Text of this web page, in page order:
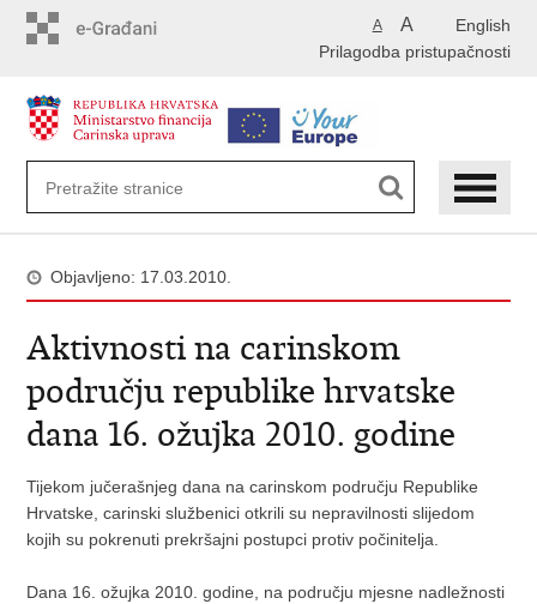
English
A A
Prilagodba pristupačnosti
Objavljeno: 17.03.2010.
Aktivnosti na carinskom
području republike hrvatske
dana 16. ožujka 2010. godine
Tijekom jučerašnjeg dana na carinskom području Republike
Hrvatske, carinski službenici otkrili su nepravilnosti slijedom
kojih su pokrenuti prekršajni postupci protiv počinitelja.
Dana 16. ožujka 2010. godine, na području mjesne nadležnosti